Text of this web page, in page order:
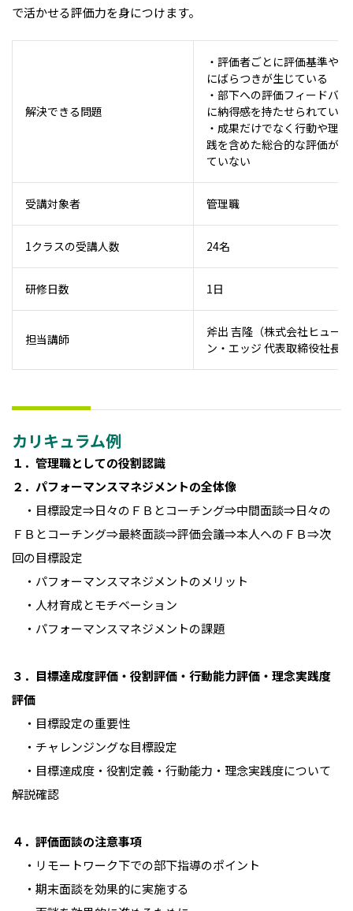
で活かせる評価力を身につけます。
解決できる問題
・評価者ごとに評価基準や判
にばらつきが生じている
・部下への評価フィードバッ
に納得感を持たせられていな
・成果だけでなく行動や理念
践を含めた総合的な評価がで
ていない
受講対象者 管理職
1クラスの受講人数 24名
研修日数 1日
担当講師
斧出 吉隆（株式会社ヒューマ
ン・エッジ 代表取締役社長）
カリキュラム例
１．管理職としての役割認識
２．パフォーマンスマネジメントの全体像
・目標設定⇒日々のＦＢとコーチング⇒中間面談⇒日々の
ＦＢとコーチング⇒最終面談⇒評価会議⇒本人へのＦＢ⇒次
回の目標設定
・パフォーマンスマネジメントのメリット
・人材育成とモチベーション
・パフォーマンスマネジメントの課題
３．目標達成度評価・役割評価・行動能力評価・理念実践度
評価
・目標設定の重要性
・チャレンジングな目標設定
・目標達成度・役割定義・行動能力・理念実践度について
解説確認
４．評価面談の注意事項
・リモートワーク下での部下指導のポイント
・期末面談を効果的に実施する